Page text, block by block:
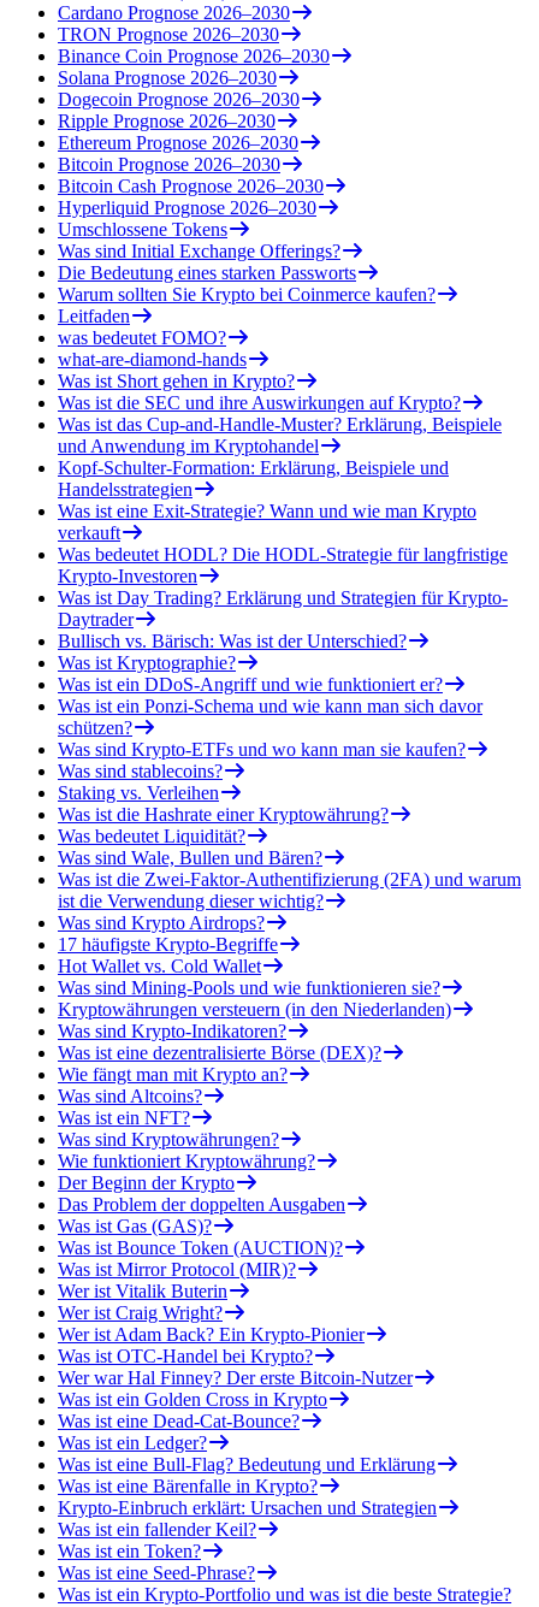
Cardano Prognose 2026–2030
TRON Prognose 2026–2030
Binance Coin Prognose 2026–2030
Solana Prognose 2026–2030
Dogecoin Prognose 2026–2030
Ripple Prognose 2026–2030
Ethereum Prognose 2026–2030
Bitcoin Prognose 2026–2030
Bitcoin Cash Prognose 2026–2030
Hyperliquid Prognose 2026–2030
Umschlossene Tokens
Was sind Initial Exchange Offerings?
Die Bedeutung eines starken Passworts
Warum sollten Sie Krypto bei Coinmerce kaufen?
Leitfaden
was bedeutet FOMO?
what-are-diamond-hands
Was ist Short gehen in Krypto?
Was ist die SEC und ihre Auswirkungen auf Krypto?
Was ist das Cup-and-Handle-Muster? Erklärung, Beispiele
und Anwendung im Kryptohandel
Kopf-Schulter-Formation: Erklärung, Beispiele und
Handelsstrategien
Was ist eine Exit-Strategie? Wann und wie man Krypto
verkauft
Was bedeutet HODL? Die HODL-Strategie für langfristige
Krypto-Investoren
Was ist Day Trading? Erklärung und Strategien für Krypto-
Daytrader
Bullisch vs. Bärisch: Was ist der Unterschied?
Was ist Kryptographie?
Was ist ein DDoS-Angriff und wie funktioniert er?
Was ist ein Ponzi-Schema und wie kann man sich davor
schützen?
Was sind Krypto-ETFs und wo kann man sie kaufen?
Was sind stablecoins?
Staking vs. Verleihen
Was ist die Hashrate einer Kryptowährung?
Was bedeutet Liquidität?
Was sind Wale, Bullen und Bären?
Was ist die Zwei-Faktor-Authentifizierung (2FA) und warum
ist die Verwendung dieser wichtig?
Was sind Krypto Airdrops?
17 häufigste Krypto-Begriffe
Hot Wallet vs. Cold Wallet
Was sind Mining-Pools und wie funktionieren sie?
Kryptowährungen versteuern (in den Niederlanden)
Was sind Krypto-Indikatoren?
Was ist eine dezentralisierte Börse (DEX)?
Wie fängt man mit Krypto an?
Was sind Altcoins?
Was ist ein NFT?
Was sind Kryptowährungen?
Wie funktioniert Kryptowährung?
Der Beginn der Krypto
Das Problem der doppelten Ausgaben
Was ist Gas (GAS)?
Was ist Bounce Token (AUCTION)?
Was ist Mirror Protocol (MIR)?
Wer ist Vitalik Buterin
Wer ist Craig Wright?
Wer ist Adam Back? Ein Krypto-Pionier
Was ist OTC-Handel bei Krypto?
Wer war Hal Finney? Der erste Bitcoin-Nutzer
Was ist ein Golden Cross in Krypto
Was ist eine Dead-Cat-Bounce?
Was ist ein Ledger?
Was ist eine Bull-Flag? Bedeutung und Erklärung
Was ist eine Bärenfalle in Krypto?
Krypto-Einbruch erklärt: Ursachen und Strategien
Was ist ein fallender Keil?
Was ist ein Token?
Was ist eine Seed-Phrase?
Was ist ein Krypto-Portfolio und was ist die beste Strategie?